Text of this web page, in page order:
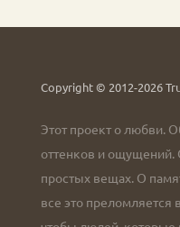
Copyright © 2012-2026
Этот проект о любви.
оттенков и
простых вещах. О
все это преломляется